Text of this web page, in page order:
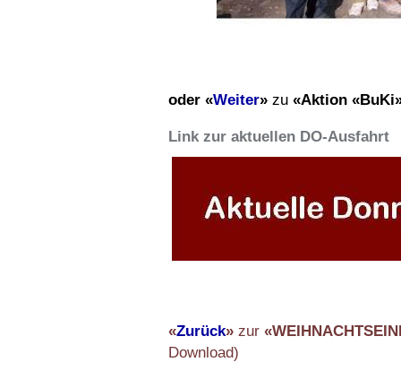
oder «Weiter» zu «Aktion
Link zur aktuellen DO-Ausfahrt
«Zurück» zur
Download)